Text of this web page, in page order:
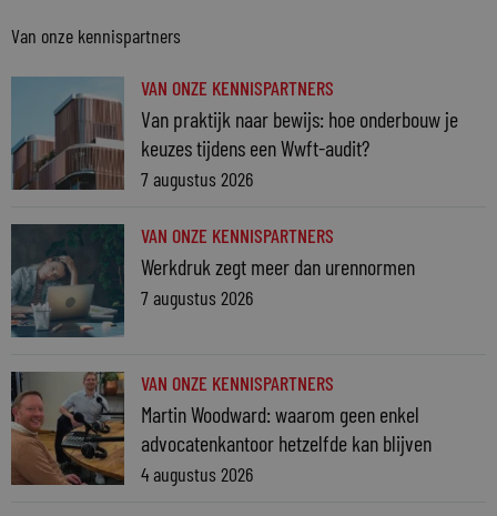
Van onze kennispartners
VAN ONZE KENNISPARTNERS
Van praktijk naar bewijs: hoe onderbouw je
keuzes tijdens een Wwft-audit?
7 augustus 2026
VAN ONZE KENNISPARTNERS
Werkdruk zegt meer dan urennormen
7 augustus 2026
VAN ONZE KENNISPARTNERS
Martin Woodward: waarom geen enkel
advocatenkantoor hetzelfde kan blijven
4 augustus 2026